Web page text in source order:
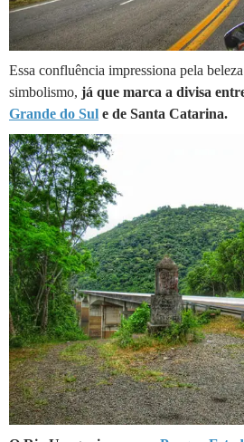
Essa confluência impressiona pela
simbolismo, já que marca a divisa
Grande do Sul e de Santa Catarina.